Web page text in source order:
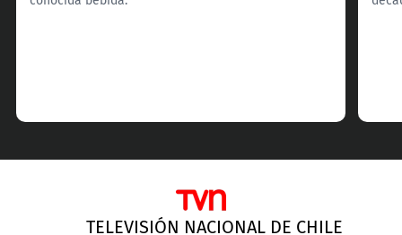
TELEVISIÓN NACIONAL DE CHILE